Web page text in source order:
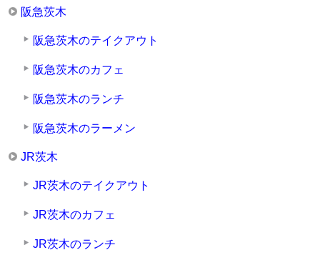
阪急茨木
阪急茨木のテイクアウト
阪急茨木のカフェ
阪急茨木のランチ
阪急茨木のラーメン
JR茨木
JR茨木のテイクアウト
JR茨木のカフェ
JR茨木のランチ